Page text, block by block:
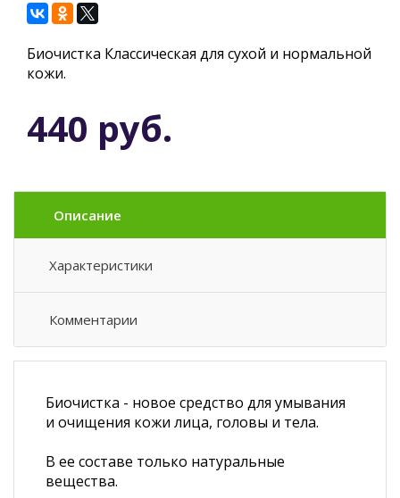
Биочистка Классическая для сухой и нормальной
кожи.
440 руб.
Описание
Характеристики
Комментарии
Биочистка - новое средство для умывания
и очищения кожи лица, головы и тела.
В ее составе только натуральные
вещества.